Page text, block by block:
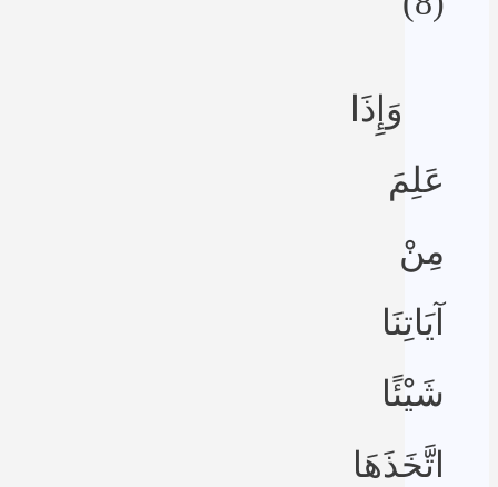
وَإِذَا
عَلِمَ
مِنْ
آيَاتِنَا
شَيْئًا
اتَّخَذَهَا